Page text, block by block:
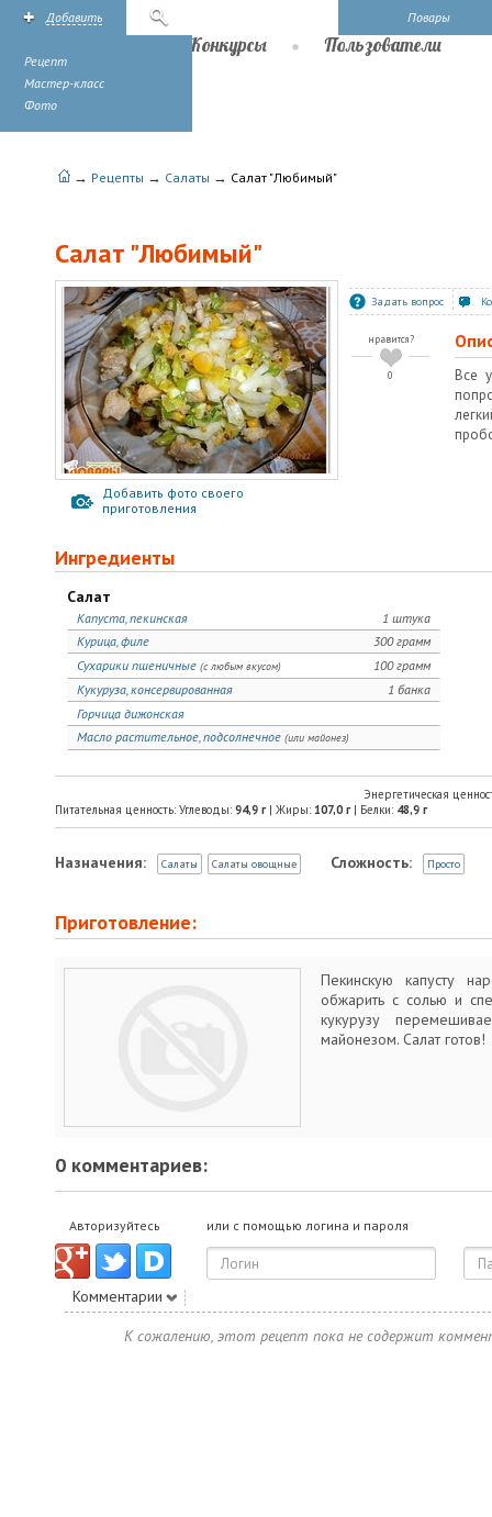
Повары
Добавить
Рецепт
Мастер-класс
Фото
Конкурсы Пользователи
→ Рецепты → Салаты → Салат "Любимый"
Салат "Любимый"
Добавить фото своего
приготовления
Задать вопрос
нравится?
0
Все
Ингредиенты
Салат
1 штука
Капуста, пекинская
300 грамм
Курица, филе
100 грамм
Сухарики пшеничные (с любым вкусом)
1 банка
Кукуруза, консервированная
Горчица дижонская
Масло растительное, подсолнечное (или майонез)
Энергетическая
Питательная ценность: Углеводы: 94,9 г| Жиры: 107,0 г| Белки: 48,9 г
Назначения: Салаты Салаты овощные Сложность: Просто
Приготовление:
Пекинскую капусту
обжарить с солью и
кукурузу
майонезом. Салат готов!
0 комментариев:
Авторизуйтесь или с помощью логина и пароля
Комментарии
К сожалению, этот рецепт пока не содержит